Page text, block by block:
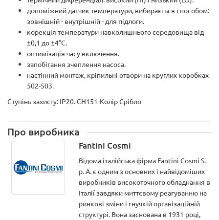
допоміжний датчик температури, вибирається способом:
зовнішній - внутрішній - для підлоги.
корекція температури навколишнього середовища від
±0,1 до ±4°C.
оптимізація часу включення.
запобігання зчеплення насоса.
настінний монтаж, кріпильні отвори на круглих коробках
502-503.
Ступінь захисту: IP20. CH151-Колір Срібло
Про виробника
Fantini Cosmi
Відома італійська фірма Fantini Cosmi S.
p. A. є одним з основних і найвідоміших
виробників високоточного обладнання в
Італії завдяки миттєвому реагуванню на
ринкові зміни і гнучкій організаційній
структурі. Вона заснована в 1931 році,